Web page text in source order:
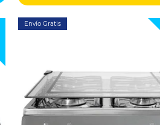
Envío Gratis